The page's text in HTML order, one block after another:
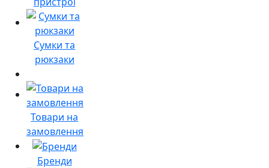
Сумки та
рюкзаки
Товари на
замовлення
Бренди